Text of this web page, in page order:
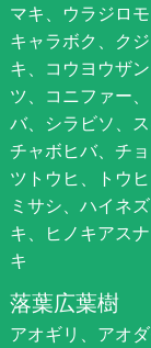
マキ、ウラジロ
キャラボク、ク
キ、コウヨウザ
ツ、コニファー
バ、シラビソ、
チャボヒバ、チ
ツトウヒ、トウ
ミサシ、ハイネ
キ、ヒノキアス
キ
落葉広葉樹
アオギリ、アオ